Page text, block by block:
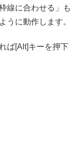
線に合わせる」も
うに動作します。
ば[Alt]キーを押下